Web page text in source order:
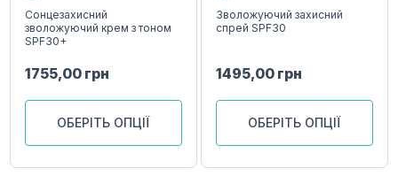
Сонцезахисний
зволожуючий крем з тоном
SPF30+
1755,00 грн
ОБЕРІТЬ ОПЦІЇ
Зволожуючий захисний
спрей SPF30
1495,00 грн
ОБЕРІТЬ ОПЦІЇ